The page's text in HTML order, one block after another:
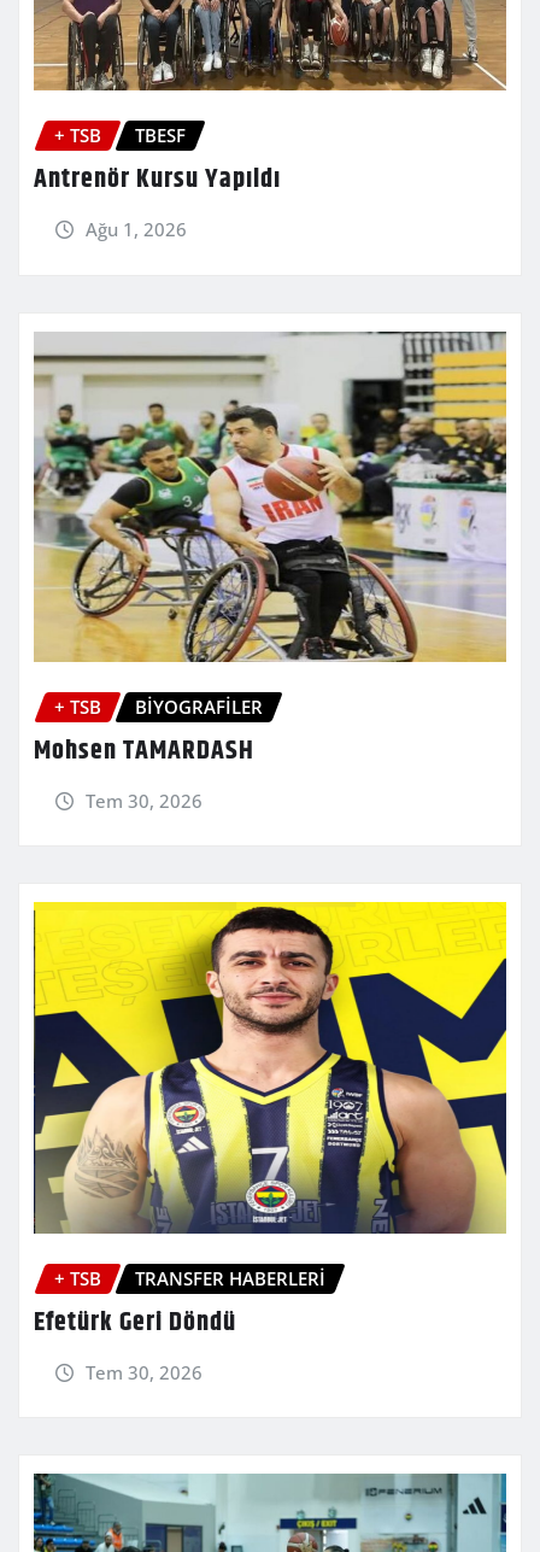
+ TSB TBESF
Antrenör Kursu Yapıldı
Ağu 1, 2026
+ TSB BİYOGRAFİLER
Mohsen TAMARDASH
Tem 30, 2026
+ TSB TRANSFER HABERLERİ
Efetürk Geri Döndü
Tem 30, 2026